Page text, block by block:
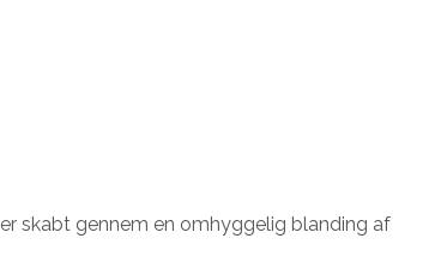
skabt gennem en omhyggelig blanding af